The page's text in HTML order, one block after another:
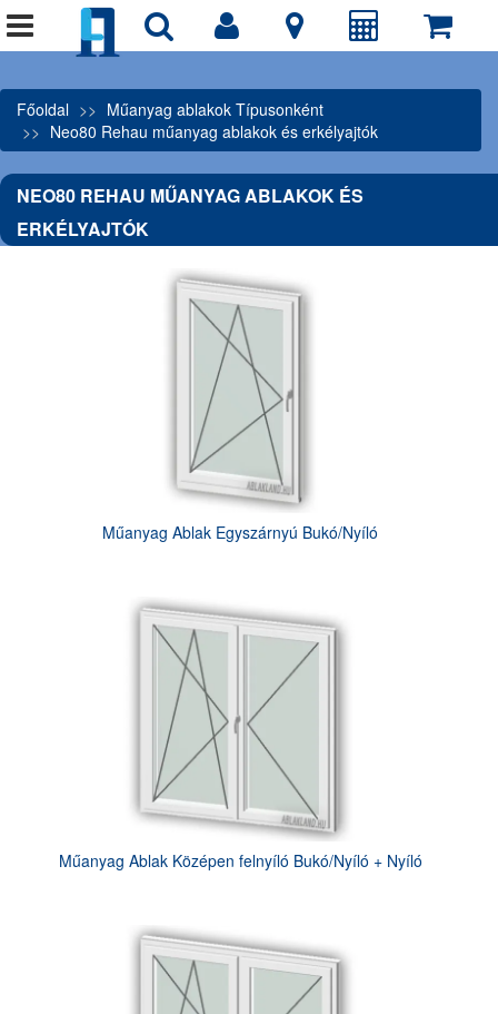
Főoldal
Műanyag ablakok Típusonként
Neo80 Rehau műanyag ablakok és erkélyajtók
NEO80 REHAU MŰANYAG ABLAKOK ÉS
ERKÉLYAJTÓK
Műanyag Ablak Egyszárnyú Bukó/Nyíló
Műanyag Ablak Középen felnyíló Bukó/Nyíló + Nyíló